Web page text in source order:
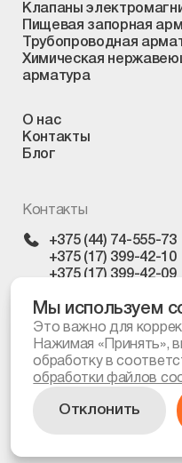
Мы используем
Это важно для
Нажимая «Принять»,
обработку в
обработки файлов
Отклонить
Клапаны
Пищевая запорная
Трубопроводная
Химическая
арматура
О нас
Контакты
Блог
Контакты
+375 (44) 74-555-73
+375 (17) 399-42-10
+375 (17) 399-42-09
© Все права защищены,
Политикаобработки
Разработка и дизайн